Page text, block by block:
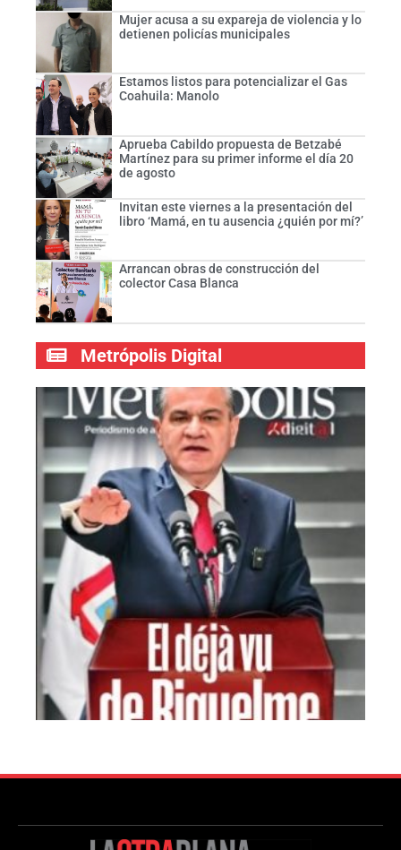
Mujer acusa a su expareja de violencia y lo
detienen policías municipales
Estamos listos para potencializar el Gas
Coahuila: Manolo
Aprueba Cabildo propuesta de Betzabé
Martínez para su primer informe el día 20
de agosto
Invitan este viernes a la presentación del
libro ‘Mamá, en tu ausencia ¿quién por mí?’
Arrancan obras de construcción del
colector Casa Blanca
Metrópolis Digital